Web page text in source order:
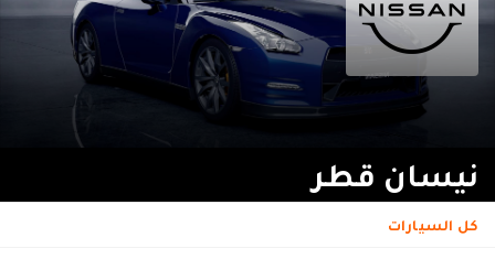
نيسان قطر
كل السيارات